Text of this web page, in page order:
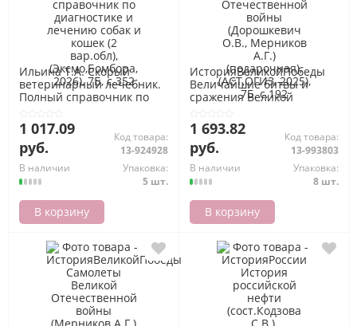
Ильина Т.А. Скорый
ветеринарный лечебник.
Полный справочник по
собак и кошек (2 вар.обл),
(Эксмо,Бомбора, 2026), 7Б,
c.352
1 017.09
руб.
Код товара:
13-924928
В наличии
Упаковка:
5 шт.
В корзину
ИсторияВеликойПобеды
Величайшие битвы и
сражения Великой
(Дорошкевич О.В.,
Мерников А.Г.)
(подарочная), (АСТ,ОГИЗ,
2025), 7Б, c.192
1 693.82
руб.
Код товара:
13-993803
В наличии
Упаковка:
8 шт.
В корзину